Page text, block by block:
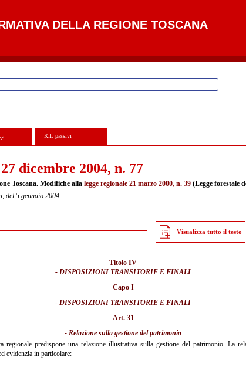
DELLA REGIONE TOSCANA
Rif. passivi
dicembre 2004, n. 77
Toscana. Modifiche alla legge regionale 21 marzo 2000, n. 39 (Legge forestale
del 5 gennaio 2004
Visualizza tutto il testo
Titolo IV
- DISPOSIZIONI TRANSITORIE E FINALI
Capo I
- DISPOSIZIONI TRANSITORIE E FINALI
Art. 31
- Relazione sulla gestione del patrimonio
regionale predispone una relazione illustrativa sulla gestione del patrimonio. La
evidenzia in particolare: